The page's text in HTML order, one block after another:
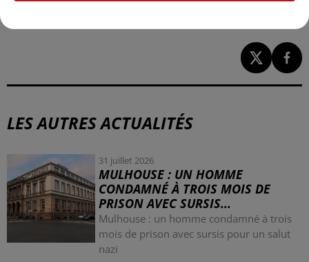
LES AUTRES ACTUALITÉS
31 juillet 2026
MULHOUSE : UN HOMME
CONDAMNÉ À TROIS MOIS DE
PRISON AVEC SURSIS...
Mulhouse : un homme condamné à trois
mois de prison avec sursis pour un salut
nazi